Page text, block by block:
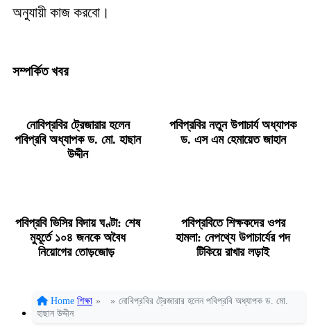
অনুযায়ী কাজ করবো।
সম্পর্কিত খবর
নোবিপ্রবির ট্রেজারার হলেন
পবিপ্রবি অধ্যাপক ড. মো. হাছান
উদ্দীন
পবিপ্রবির নতুন উপাচার্য অধ্যাপক
ড. এস এম হেমায়েত জাহান
পবিপ্রবি ভিসির বিদায় ঘণ্টা: শেষ
মুহূর্তে ১০৪ জনকে অবৈধ
নিয়োগের তোড়জোড়
পবিপ্রবিতে শিক্ষকদের ওপর
হামলা: নেপথ্যে উপাচার্যের পদ
টিকিয়ে রাখার লড়াই
Home শিক্ষা » » নোবিপ্রবির ট্রেজারার হলেন পবিপ্রবি অধ্যাপক ড. মো.
হাছান উদ্দীন